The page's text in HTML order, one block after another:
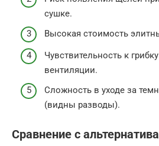
сушке.
Высокая стоимость
Чувствительность к
вентиляции.
Сложность в уходе за
(видны разводы).
Сравнение с